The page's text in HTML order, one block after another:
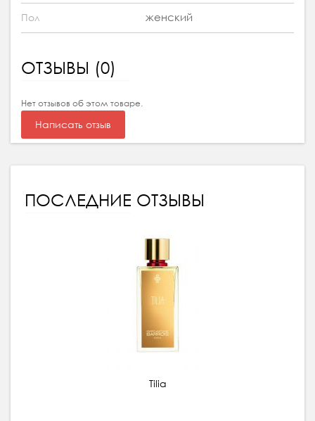
Пол женский
ОТЗЫВЫ (0)
Нет отзывов об этом товаре.
Написать отзыв
ПОСЛЕДНИЕ ОТЗЫВЫ
Tilia